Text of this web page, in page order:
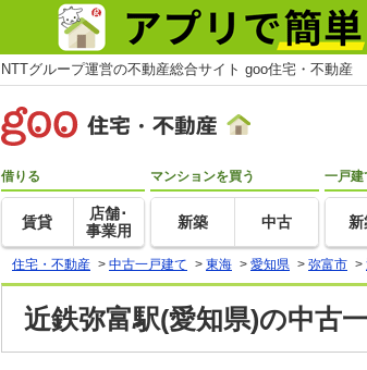
NTTグループ運営の不動産総合サイト goo住宅・不動産
借りる
賃貸
店舗･
事業用
マンションを買う
新築 中古
一戸建
新
住宅・不動産 > 中古一戸建て > 東海 > 愛知県 > 弥富市 >
近鉄弥富駅(愛知県)の中古